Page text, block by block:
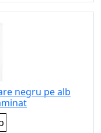
negru pe alb